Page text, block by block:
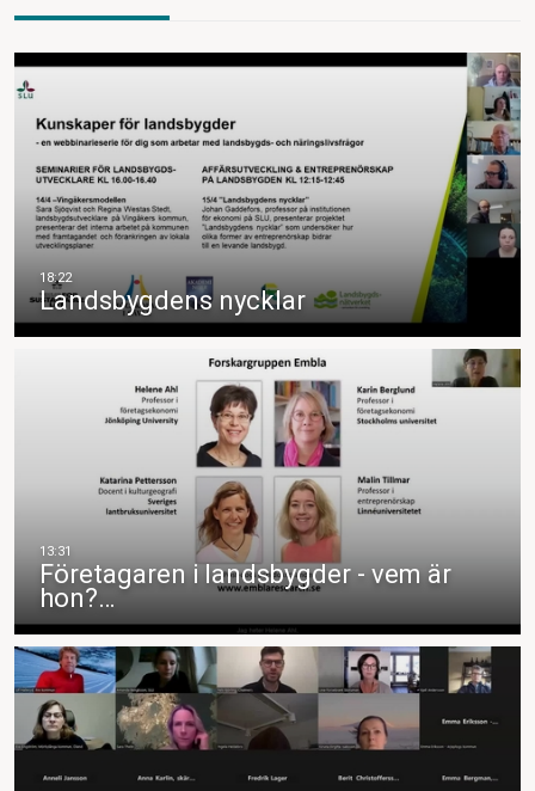
Landsbygdens nycklar
Företagaren i landsbygder - vem är
hon?…